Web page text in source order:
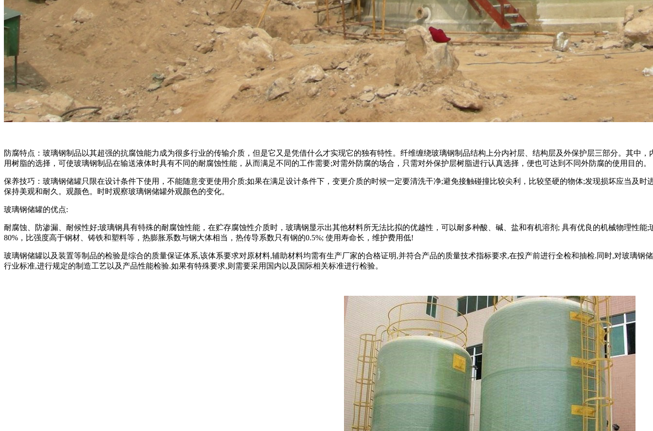
防腐特点：玻璃钢制品以其超强的抗腐蚀能力成为很多行业的传输介质，但是它又是凭借什么才实现它的独有特性。纤维缠绕玻璃钢制品结构上分内衬层、结构层及外保护层三部分。其中
用树脂的选择，可使玻璃钢制品在输送液体时具有不同的耐腐蚀性能，从而满足不同的工作需要;对需外防腐的场合，只需对外保护层树脂进行认真选择，便也可达到不同外防腐的使用目的。
保养技巧：玻璃钢储罐只限在设计条件下使用，不能随意变更使用介质;如果在满足设计条件下，变更介质的时候一定要清洗干净;避免接触碰撞比较尖利，比较坚硬的物体;发现损坏应当及
保持美观和耐久。观颜色。时时观察玻璃钢储罐外观颜色的变化。
玻璃钢储罐的优点:
耐腐蚀、防渗漏、耐候性好;玻璃钢具有特殊的耐腐蚀性能，在贮存腐蚀性介质时，玻璃钢显示出其他材料所无法比拟的优越性，可以耐多种酸、碱、盐和有机溶剂; 具有优良的机械物理性
80%，比强度高于钢材、铸铁和塑料等，热膨胀系数与钢大体相当，热传导系数只有钢的0.5%; 使用寿命长，维护费用低!
玻璃钢储罐以及装置等制品的检验是综合的质量保证体系,该体系要求对原材料,辅助材料均需有生产厂家的合格证明,并符合产品的质量技术指标要求,在投产前进行全检和抽检.同时,对玻璃
行业标准,进行规定的制造工艺以及产品性能检验.如果有特殊要求,则需要采用国内以及国际相关标准进行检验。